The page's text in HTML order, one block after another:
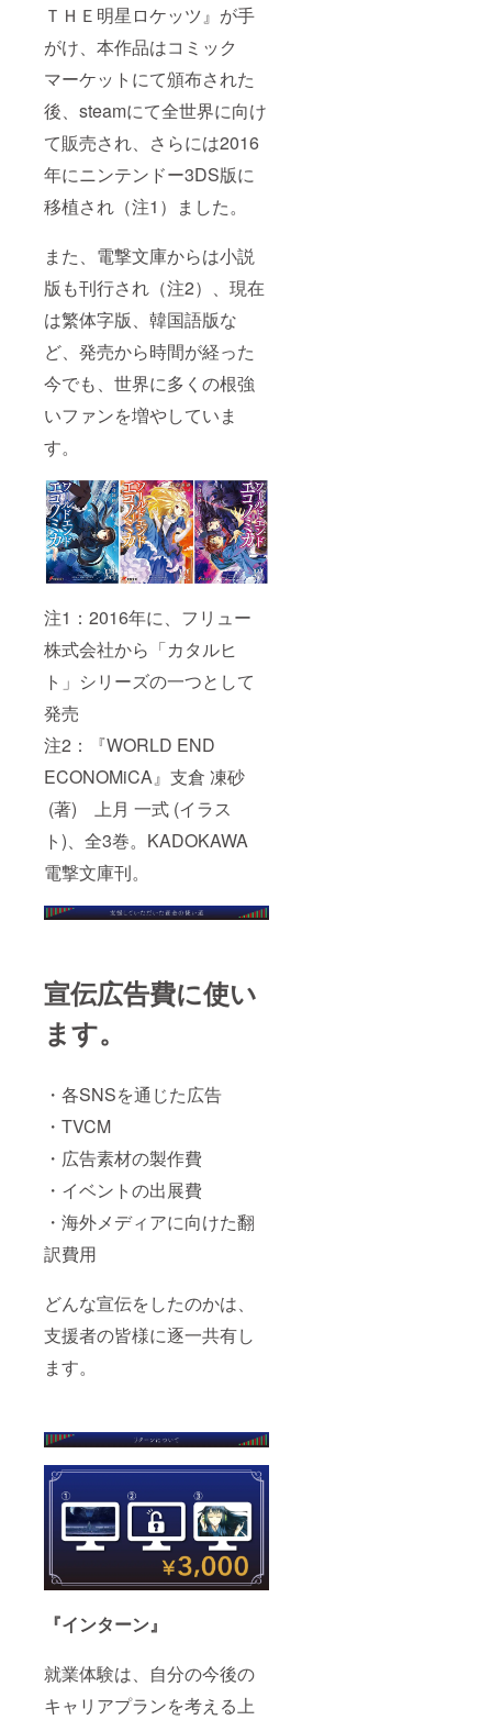
ＴＨＥ明星ロケッツ』が手
がけ、本作品はコミック
マーケットにて頒布された
後、steamにて全世界に向け
て販売され、さらには2016
年にニンテンドー3DS版に
移植され（注1）ました。
また、電撃文庫からは小説
版も刊行され（注2）、現在
は繁体字版、韓国語版な
ど、発売から時間が経った
今でも、世界に多くの根強
いファンを増やしていま
す。
注1：2016年に、フリュー
株式会社から「カタルヒ
ト」シリーズの一つとして
発売
注2：『WORLD END
ECONOMiCA』支倉 凍砂
(著) 上月 一式 (イラス
ト)、全3巻。KADOKAWA
電撃文庫刊。
宣伝広告費に使い
ます。
・各SNSを通じた広告
・TVCM
・広告素材の製作費
・イベントの出展費
・海外メディアに向けた翻
訳費用
どんな宣伝をしたのかは、
支援者の皆様に逐一共有し
ます。
『インターン』
就業体験は、自分の今後の
キャリアプランを考える上